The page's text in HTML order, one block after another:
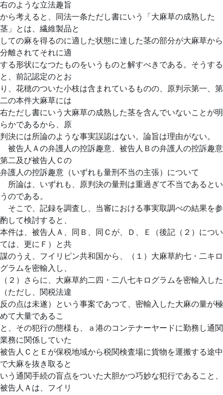
右のような立法趣旨
から考えると、同法一条ただし書にいう「大麻草の成熟した
茎」とは、繊維製品と
しての麻を得るのに適した状態に達した茎の部分が大麻草から
分離されてそれに適
する形状になつたものをいうものと解すべきである。そうする
と、前記認定のとお
り、花穂のついた小枝は含まれているものの、原判示第一、第
二の本件大麻草には
右ただし書にいう大麻草の成熟した茎を含んでいないことが明
らかであるから、原
判決には所論のような事実誤認はない。論旨は理由がない。
被告人Ａの弁護人の控訴趣意、被告人Ｂの弁護人の控訴趣意
第二及び被告人Ｃの
弁護人の控訴趣意（いずれも量刑不当の主張）について
所論は、いずれも、原判決の量刑は重過ぎて不当であるとい
うのである。
そこで、記録を調査し、当審における事実取調べの結果を参
酌して検討すると、
本件は、被告人Ａ、同Ｂ、同Ｃが、Ｄ、Ｅ（後記（２）につい
ては、更にＦ）と共
謀のうえ、フイリピン共和国から、（１）大麻草約七・二キロ
グラムを密輸入し、
（２）さらに、大麻草約二四・二八七キログラムを密輸入した
（ただし、関税法違
反の点は未遂）という事案であつて、密輸入した大麻の量が極
めて大量であるこ
と、その犯行の態様も、ａ港のコンテナーヤードに勤務し通関
業務に関係していた
被告人ＣとＥが保税地域から税関検査場に貨物を運搬する途中
で大麻を抜き取ると
いう通関手続の盲点をついた大胆かつ巧妙な犯行であること、
被告人Ａは、フイリ